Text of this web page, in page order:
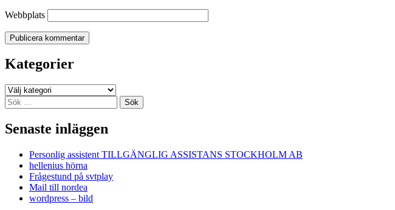
Webbplats
Kategorier
Kategorier
Sök
efter:
Senaste inläggen
Personlig assistent TILLGÄNGLIG ASSISTANS STOCKHOLM AB
hellenius hörna
Frågestund på svtplay
Mail till nordea
wordpress – bild